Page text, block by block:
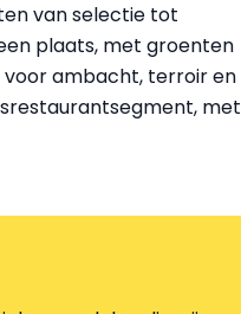
van selectie tot
plaats, met groenten
voor ambacht, terroir en
met